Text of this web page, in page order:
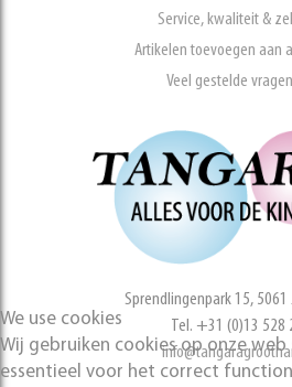
Service, kwaliteit &
Artikelen toevoegen aan
Veel gestelde vragen
Sprendlingenpark 15, 5061
Tel. +31 (0)13 528
We use cookies
Wij gebruiken cookies op onze web
essentieel voor het correct